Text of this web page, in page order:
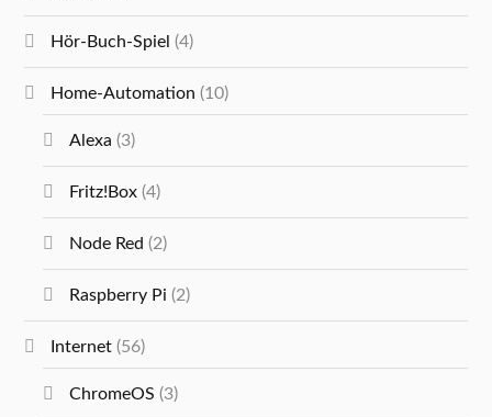
Hör-Buch-Spiel (4)
Home-Automation (10)
Alexa (3)
Fritz!Box(4)
Node Red (2)
Raspberry Pi (2)
Internet (56)
ChromeOS (3)